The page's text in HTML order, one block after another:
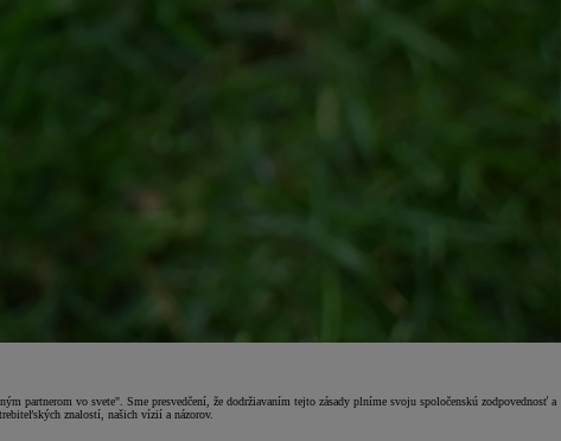
partnerom vo svete". Sme presvedčení, že dodržiavaním tejto zásady plníme svoju spoločenskú zodpovednosť a
znalostí, našich vízií a názorov.